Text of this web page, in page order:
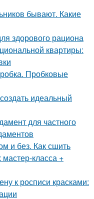
бывают. Какие
здорового рациона
квартиры:
Пробковые
идеальный
для частного
и без. Как сшить
класса +
к росписи красками: